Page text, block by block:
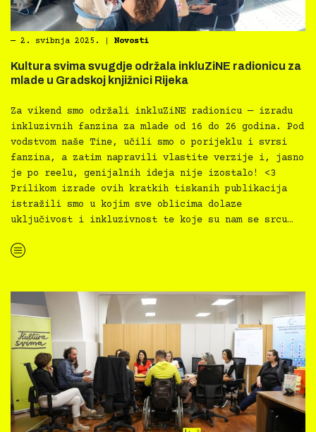
― 2. svibnja 2025. Novosti
Kultura svima svugdje održala inkluZiNE radionicu za
mlade u Gradskoj knjižnici Rijeka
Za vikend smo održali inkluZiNE radionicu — izradu
inkluzivnih fanzina za mlade od 16 do 26 godina. Pod
vodstvom naše Tine, učili smo o porijeklu i svrsi
fanzina, a zatim napravili vlastite verzije i, jasno
je po reelu, genijalnih ideja nije izostalo! <3
Prilikom izrade ovih kratkih tiskanih publikacija
istražili smo u kojim sve oblicima dolaze
uključivost i inkluzivnost te koje su nam se srcu…
“Kultura svima svugdje održala inkluZiNE radionicu za mlade u Gradskoj knjižnici Rijeka”